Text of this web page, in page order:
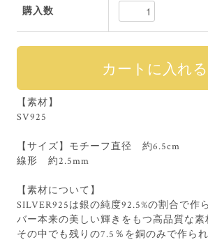
購入数
【素材】
SV925
【サイズ】モチーフ直径 約6.5cm
線形 約2.5mm
【素材について】
SILVER925は銀の純度92.5%の割合で作
バー本来の美しい輝きをもつ高品質な素
その中でも残りの7.5％を銅のみで作ら